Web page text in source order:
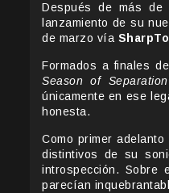
Después de más de
lanzamiento de su
de marzo vía
Formados a finales
Season of
únicamente en ese
honesta.
Como primer
distintivos de su
introspección.
parecían